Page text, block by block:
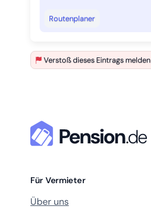
Routenplaner
Verstoß dieses Eintrags melden
Für Vermieter
Über uns